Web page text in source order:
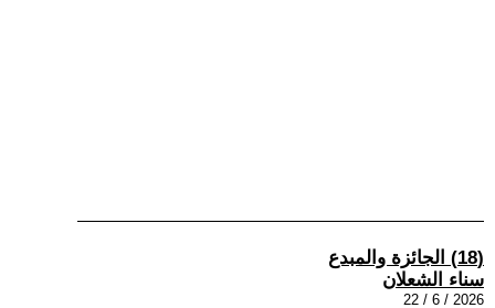
(18) الجائزة والمبدع
سناء الشعلان
2026 / 6 / 22